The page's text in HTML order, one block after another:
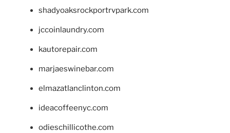
shadyoaksrockportrvpark.com
jccoinlaundry.com
kautorepair.com
marjaeswinebar.com
elmazatlanclinton.com
ideacoffeenyc.com
odieschillicothe.com